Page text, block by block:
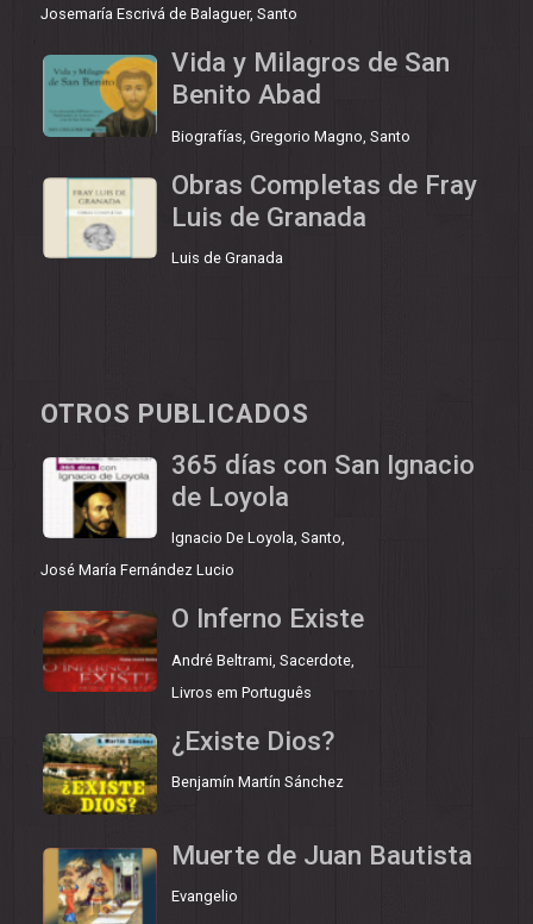
Josemaría Escrivá de Balaguer, Santo
Vida y Milagros de San
Benito Abad
Biografías Gregorio Magno, Santo
Obras Completas de Fray
Luis de Granada
Luis de Granada
OTROS PUBLICADOS
365 días con San Ignacio
de Loyola
Ignacio De Loyola, Santo,
José María Fernández Lucio
O Inferno Existe
André Beltrami, Sacerdote,
Livros em Português
¿Existe Dios?
Benjamín Martín Sánchez
Muerte de Juan Bautista
Evangelio